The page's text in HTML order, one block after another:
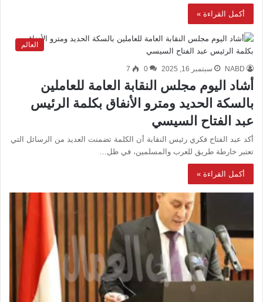
أكمل القراءة »
العالم
NABD سبتمبر 16, 2025 0
7
أشاد اليوم مجلس النقابة العامة للعاملين
بالسكة الحديد ومترو الأنفاق بكلمة الرئيس
عبد الفتاح السيسي
أكد عبد الفتاح فكري رئيس النقابة أن الكلمة تضمنت العديد من الرسائل التي
تعتبر خارطة طريق للعرب والمسلمين، في ظل…
أكمل القراءة »